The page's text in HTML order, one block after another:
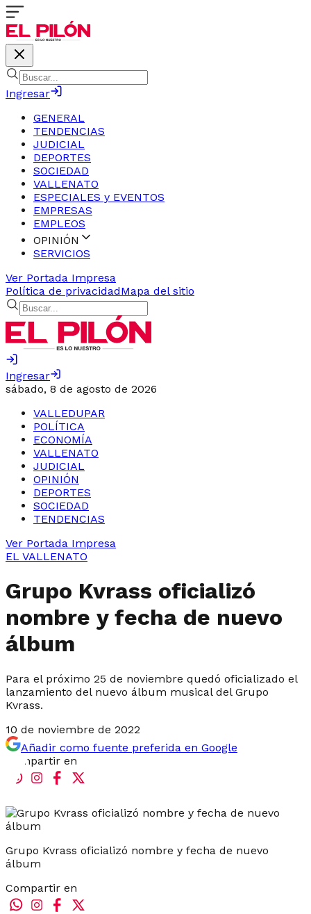
Ingresar
GENERAL
TENDENCIAS
JUDICIAL
DEPORTES
SOCIEDAD
VALLENATO
ESPECIALES y EVENTOS
EMPRESAS
EMPLEOS
OPINIÓN
SERVICIOS
Ver Portada Impresa
Política de privacidadMapa del sitio
Ingresar
sábado, 8 de agosto de 2026
VALLEDUPAR
POLÍTICA
ECONOMÍA
VALLENATO
JUDICIAL
OPINIÓN
DEPORTES
SOCIEDAD
TENDENCIAS
Ver Portada Impresa
EL VALLENATO
Grupo Kvrass oficializó
nombre y fecha de nuevo
álbum
Para el próximo 25 de noviembre quedó oficializado el
lanzamiento del nuevo álbum musical del Grupo
Kvrass.
10 de noviembre de 2022
Añadir como fuente preferida en Google
Compartir en
Grupo Kvrass oficializó nombre y fecha de nuevo
álbum
Compartir en